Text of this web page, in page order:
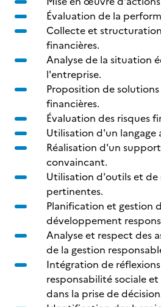
Évaluation de la
Collecte et
financières.
Analyse de la situation
l'entreprise.
Proposition de
financières.
Évaluation des risques
Utilisation d'un
Réalisation d'un
convaincant.
Utilisation d'outils et de
pertinentes.
Planification et gestion
développement
Analyse et respect des
de la gestion
Intégration de
responsabilité sociale
dans la prise de